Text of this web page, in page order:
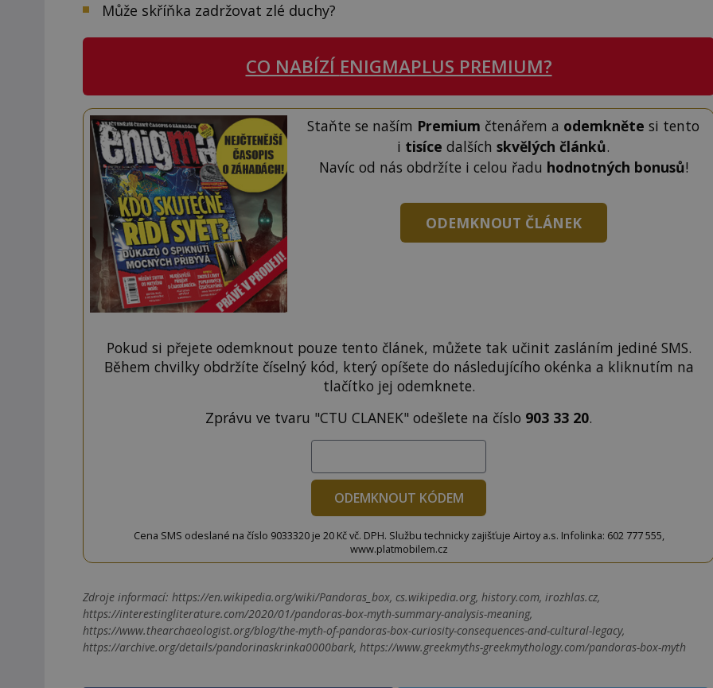
Může skříňka zadržovat zlé duchy?
CO NABÍZÍ ENIGMAPLUS PREMIUM?
Staňte se naším Premium čtenářem a odemkněte si tento
i tisíce dalšíchskvělých článků.
Navíc od nás obdržíte i celou řadu hodnotných bonusů!
ODEMKNOUT ČLÁNEK
Pokud si přejete odemknout pouze tento článek, můžete tak učinit zasláním jediné SMS.
Během chvilky obdržíte číselný kód, který opíšete do následujícího okénka a kliknutím na
tlačítko jej odemknete.
Zprávu ve tvaru "CTU CLANEK" odešlete na číslo 903 33 20.
ODEMKNOUT KÓDEM
Cena SMS odeslané na číslo 9033320 je 20 Kč vč. DPH. Službu technicky zajišťuje Airtoy a.s. Infolinka: 602 777 555,
www.platmobilem.cz
Zdroje informací: https://en.wikipedia.org/wiki/Pandoras_box, cs.wikipedia.org, history.com, irozhlas.cz,
https://interestingliterature.com/2020/01/pandoras-box-myth-summary-analysis-meaning,
https://www.thearchaeologist.org/blog/the-myth-of-pandoras-box-curiosity-consequences-and-cultural-legacy,
https://archive.org/details/pandorinaskrinka0000bark, https://www.greekmyths-greekmythology.com/pandoras-box-myth